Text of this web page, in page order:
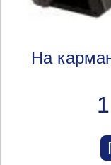
На